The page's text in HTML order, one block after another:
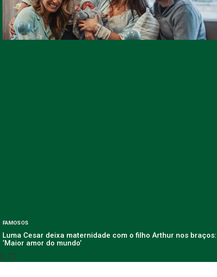
FAMOSOS
Luma Cesar deixa maternidade com o filho Arthur nos braços:
‘Maior amor do mundo’